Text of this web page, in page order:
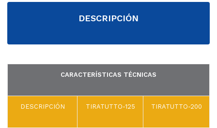
DA
CO
DESCRIPCIÓN
CARACTERÍSTICAS TÉCNICAS
DESCRIPCIÓN TIRATUTTO-125 TIRATUTTO-200